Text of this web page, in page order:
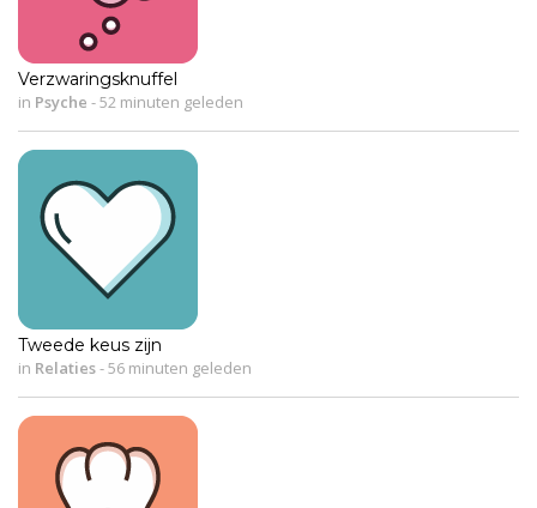
Verzwaringsknuffel
in Psyche -52 minuten geleden
Tweede keus zijn
in Relaties-56 minuten geleden